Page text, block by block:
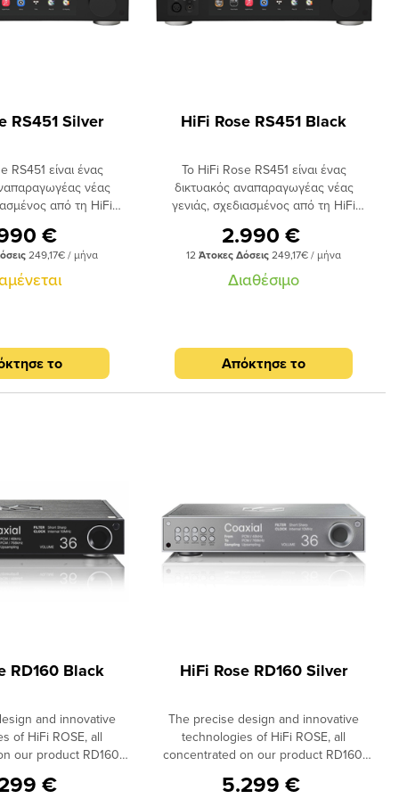
RS451 Silver
RS451 είναι ένας
νέας
από τη HiFi
RS151 ενώ είναι
για χρήση σε
εξελιγμένο
και προσφέρει
€
249,17€ / μήνα
το
HiFi Rose RS451 Black
Το HiFi Rose RS451 είναι ένας
δικτυακός αναπαραγωγέας νέας
γενιάς, σχεδιασμένος από τη HiFi
του μοντέλου RS151 ενώ είναι
προσαρμοσμένος για χρήση σε
γραφείο. Ενσωματώνει εξελιγμένο
τμήμα ακουστικών και προσφέρει
2.990 €
12Άτοκες Δόσεις249,17€ / μήνα
Διαθέσιμο
Απόκτησε το
RD160 Black
and innovative
of HiFi ROSE, all
our product RD160,
The RD160
€
HiFi Rose RD160 Silver
The precise design and innovative
technologies of HiFi ROSE, all
concentrated on our product RD160,
more genuine sound. The RD160
5.299 €